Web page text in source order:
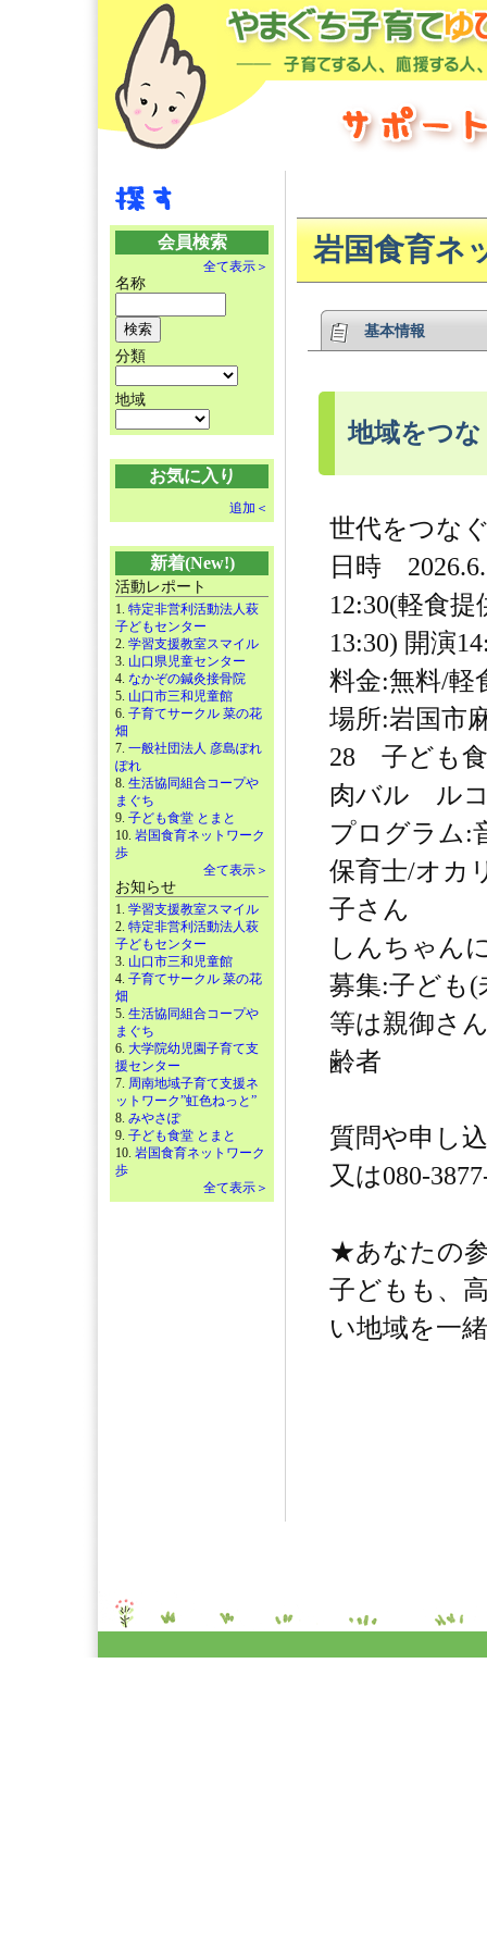
会員検索
全て表示＞
名称
分類
地域
お気に入り
追加＜
新着(New!)
活動レポート
1. 特定非営利活動法人萩
子どもセンター
2. 学習支援教室スマイル
3. 山口県児童センター
4. なかぞの鍼灸接骨院
5. 山口市三和児童館
6. 子育てサークル 菜の花
畑
7. 一般社団法人 彦島ぽれ
ぽれ
8. 生活協同組合コープや
まぐち
9. 子ども食堂 とまと
10. 岩国食育ネットワーク
歩
全て表示＞
お知らせ
1. 学習支援教室スマイル
2. 特定非営利活動法人萩
子どもセンター
3. 山口市三和児童館
4. 子育てサークル 菜の花
畑
5. 生活協同組合コープや
まぐち
6. 大学院幼児園子育て支
援センター
7. 周南地域子育て支援ネ
ットワーク”虹色ねっと”
8. みやさぽ
9. 子ども食堂 とまと
10. 岩国食育ネットワーク
歩
全て表示＞
岩国食育ネ
基本情報
地域をつ
世代をつな
日時
12:30(軽食
13:30) 開演
料金:無料/軽
場所:岩国市
28 子ども
肉バル ル
プログラム:
保育士/オカ
子さん
しんちゃん
募集:子ども(
等は親御さ
齢者
質問や申し
又は080-
★あなたの
子どもも、
い地域を一